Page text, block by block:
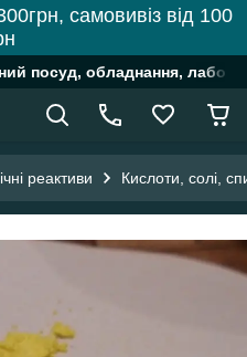
самовивіз від 100
посуд, обладнання,
реактиви Кислоти, солі,